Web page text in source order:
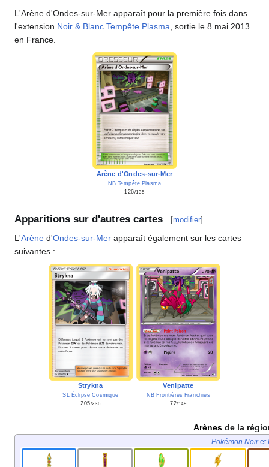
L'Arène d'Ondes-sur-Mer apparaît pour la première fois dans
l'extension Noir & Blanc Tempête Plasma , sortie le 8 mai 2013
en France.
Arène d'Ondes-sur-Mer
NB Tempête Plasma
126/135
Apparitions sur d'autres cartes [modifier]
L'Arène d'Ondes-sur-Mer apparaît également sur les cartes
suivantes :
Strykna
SL Éclipse Cosmique
205/236
Venipatte
NB Frontières Franchies
72/149
Arènes de la
Pokémon Noiret